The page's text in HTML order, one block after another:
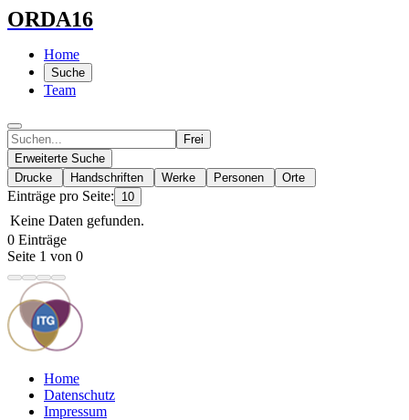
ORDA16
Home
Suche
Team
Frei
Erweiterte Suche
Drucke
Handschriften Werke Personen Orte
Einträge pro Seite: 10
Keine Daten gefunden.
0 Einträge
Seite 1 von 0
Home
Datenschutz
Impressum